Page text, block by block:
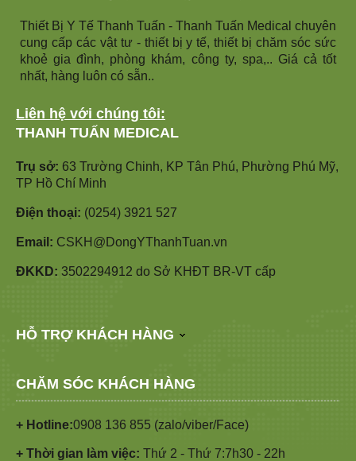
Thiết Bị Y Tế Thanh Tuấn - Thanh Tuấn Medical chuyên
cung cấp các vật tư - thiết bị y tế, thiết bị chăm sóc sức
khoẻ gia đình, phòng khám, công ty, spa,.. Giá cả tốt
nhất, hàng luôn có sẵn..
Liên hệ với chúng tôi:
THANH TUẤN MEDICAL
Trụ sở: 63 Trường Chinh, KP Tân Phú, Phường Phú Mỹ,
TP Hồ Chí Minh
Điện thoại: (0254) 3921 527
Email: CSKH@DongYThanhTuan.vn
ĐKKD: 3502294912 do Sở KHĐT BR-VT cấp
HỖ TRỢ KHÁCH HÀNG
CHĂM SÓC KHÁCH HÀNG
+ Hotline:0908 136 855 (zalo/viber/Face)
+ Thời gian làm việc: Thứ 2 - Thứ 7:7h30 - 22h